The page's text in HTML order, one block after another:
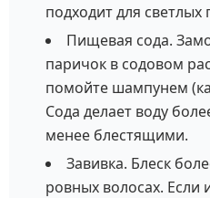
подходит для светлых
Пищевая сода.
паричок в содовом
помойте шампунем
Сода делает воду
менее блестящими.
Завивка. Блеск
ровных волосах. Если